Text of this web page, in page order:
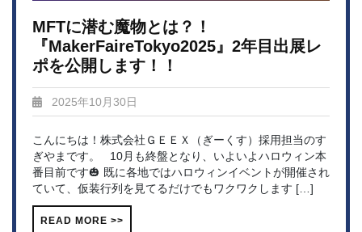
MFTに潜む魔物とは？！
『MakerFaireTokyo2025』2年目出展レ
ポを公開します！！
2025年10月30日
こんにちは！株式会社ＧＥＥＸ（ぎーくす）採用担当のす
ぎやまです。 10月も終盤となり、いよいよハロウィン本
番目前です🎃 既に各地ではハロウィンイベントが開催され
ていて、仮装行列を見てるだけでもワクワクします […]
READ MORE >>